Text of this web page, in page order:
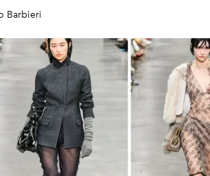
Karl Lagerfeld creando un logo
Barbieri